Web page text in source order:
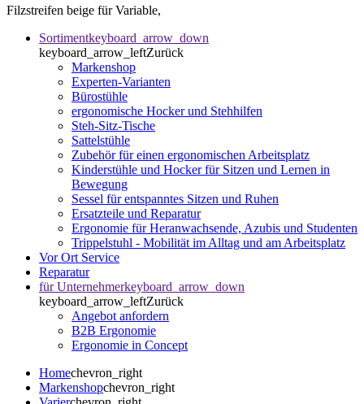
Filzstreifen beige für Variable,
Sortimentkeyboard_arrow_down
keyboard_arrow_leftZurück
Markenshop
Experten-Varianten
Bürostühle
ergonomische Hocker und Stehhilfen
Steh-Sitz-Tische
Sattelstühle
Zubehör für einen ergonomischen Arbeitsplatz
Kinderstühle und Hocker für Sitzen und Lernen in
Bewegung
Sessel für entspanntes Sitzen und Ruhen
Ersatzteile und Reparatur
Ergonomie für Heranwachsende, Azubis und Studenten
Trippelstuhl - Mobilität im Alltag und am Arbeitsplatz
Vor Ort Service
Reparatur
für Unternehmerkeyboard_arrow_down
keyboard_arrow_leftZurück
Angebot anfordern
B2B Ergonomie
Ergonomie in Concept
Homechevron_right
Markenshopchevron_right